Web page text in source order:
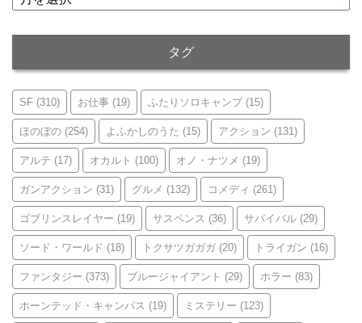
ー
タグ
SF (310) お仕事 (19) ふたりソロキャンプ(15)
ほのぼの (254) よふかしのうた (15) アクション (131)
アルテ (17) オカルト (100) オノ・ナツメ (19)
ガンアクション (31) グルメ (132) コメディ (261)
ゴブリンスレイヤー (19) サスペンス (36) サバイバル (29)
ソード・ワールド (18) トクサツガガガ (20) トライガン (16)
ファンタジー (373) ブルージャイアント (29) ホラー (83)
ホーンテッド・キャンパス (19) ミステリー (123)